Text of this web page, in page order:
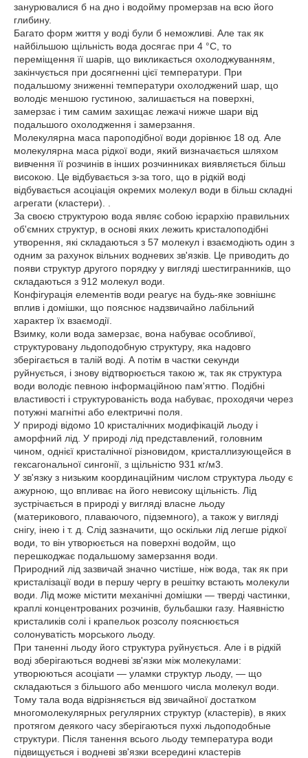
занурювалися б на дно і водойму промерзав на всю його
глибину.
Багато форм життя у воді були б неможливі. Але так як
найбільшою щільність вода досягає при 4 °С, то
переміщення її шарів, що викликається охолоджуванням,
закінчується при досягненні цієї температури. При
подальшому зниженні температури охолоджений шар, що
володіє меншою густиною, залишається на поверхні,
замерзає і тим самим захищає лежачі нижче шари від
подальшого охолодження і замерзання.
Молекулярна маса пароподібної води дорівнює 18 од. Але
молекулярна маса рідкої води, який визначається шляхом
вивчення її розчинів в інших розчинниках виявляється більш
високою. Це відбувається з-за того, що в рідкій воді
відбувається асоціація окремих молекул води в більш складні
агрегати (кластери). .
За своєю структурою вода являє собою ієрархію правильних
об'ємних структур, в основі яких лежить кристалоподібні
утворення, які складаються з 57 молекул і взаємодіють один з
одним за рахунок вільних водневих зв'язків. Це приводить до
появи структур другого порядку у вигляді шестигранників, що
складаються з 912 молекул води.
Конфігурація елементів води реагує на будь-яке зовнішнє
вплив і домішки, що пояснює надзвичайно лабільний
характер їх взаємодії.
Взимку, коли вода замерзає, вона набуває особливої,
структуровану льдоподобную структуру, яка надовго
зберігається в талій воді. А потім в частки секунди
руйнується, і знову відтворюється такою ж, так як структура
води володіє певною інформаційною пам'яттю. Подібні
властивості і структурованість вода набуває, проходячи через
потужні магнітні або електричні поля.
У природі відомо 10 кристалічних модифікацій льоду і
аморфний лід. У природі лід представлений, головним
чином, однієї кристалічної різновидом, кристаллизующейся в
гексагональної сингонії, з щільністю 931 кг/м3.
У зв'язку з низьким координаційним числом структура льоду є
ажурною, що впливає на його невисоку щільність. Лід
зустрічається в природі у вигляді власне льоду
(материкового, плаваючого, підземного), а також у вигляді
снігу, інею і т. д. Слід зазначити, що оскільки лід легше рідкої
води, то він утворюється на поверхні водойм, що
перешкоджає подальшому замерзання води.
Природний лід зазвичай значно чистіше, ніж вода, так як при
кристалізації води в першу чергу в решітку встають молекули
води. Лід може містити механічні домішки — тверді частинки,
краплі концентрованих розчинів, бульбашки газу. Наявністю
кристаликів солі і крапельок розсолу пояснюється
солонуватість морського льоду.
При таненні льоду його структура руйнується. Але і в рідкій
воді зберігаються водневі зв'язки між молекулами:
утворюються асоціати — уламки структур льоду, — що
складаються з більшого або меншого числа молекул води.
Тому тала вода відрізняється від звичайної достатком
многомолекулярных регулярних структур (кластерів), в яких
протягом деякого часу зберігаються пухкі льдоподобные
структури. Після танення всього льоду температура води
підвищується і водневі зв'язки всередині кластерів